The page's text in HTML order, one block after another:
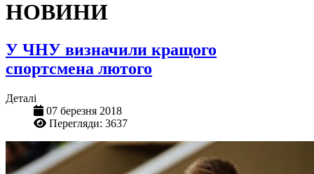
НОВИНИ
У ЧНУ визначили кращого
спортсмена лютого
Деталі
07 березня 2018
Перегляди: 3637